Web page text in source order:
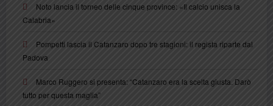
Noto lancia il torneo delle cinque province: «Il calcio unisca la
Calabria»
Pompetti lascia il Catanzaro dopo tre stagioni: il regista riparte dal
Padova
Marco Ruggero si presenta: “Catanzaro era la scelta giusta. Darò
tutto per questa maglia”